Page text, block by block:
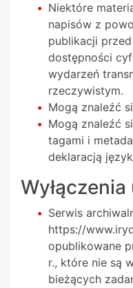
Niektóre
napisów z
publikacji
dostępności
wydarzeń
rzeczywistym.
Mogą znaleźć
Mogą znaleźć
tagami i
deklaracją
Serwis
https://
opublikowane
r., które nie są
bieżących